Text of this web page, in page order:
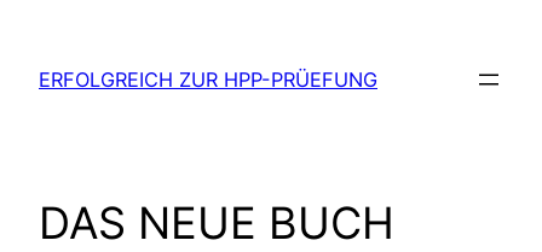
springen
ERFOLGREICH ZUR HPP-PRÜEFUNG
DAS NEUE BUCH